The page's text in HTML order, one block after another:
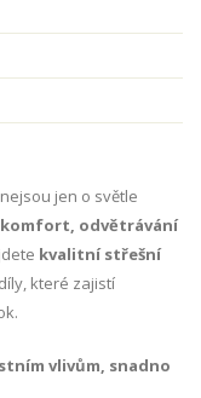
nejsou jen o světle
odvětrávání
kvalitní střešní
které zajistí
vlivům, snadno